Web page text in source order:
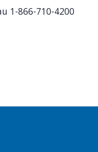
1-866-710-4200